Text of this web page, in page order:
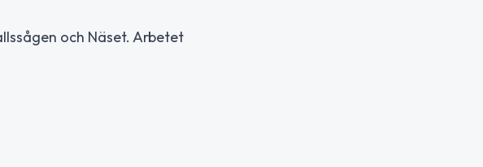
och Näset. Arbetet